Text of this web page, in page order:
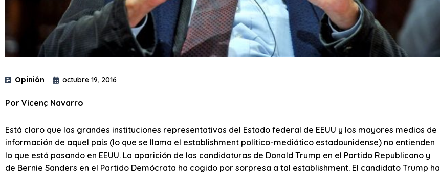
Opinión octubre 19, 2016
Por Vicenç Navarro
Está claro que las grandes instituciones representativas del Estado federal de EEUU y los mayores medios de
información de aquel país (lo que se llama el establishment político-mediático estadounidense) no entienden
lo que está pasando en EEUU. La aparición de las candidaturas de Donald Trump en el Partido Republicano y
de Bernie Sanders en el Partido Demócrata ha cogido por sorpresa a tal establishment. El candidato Trump ha